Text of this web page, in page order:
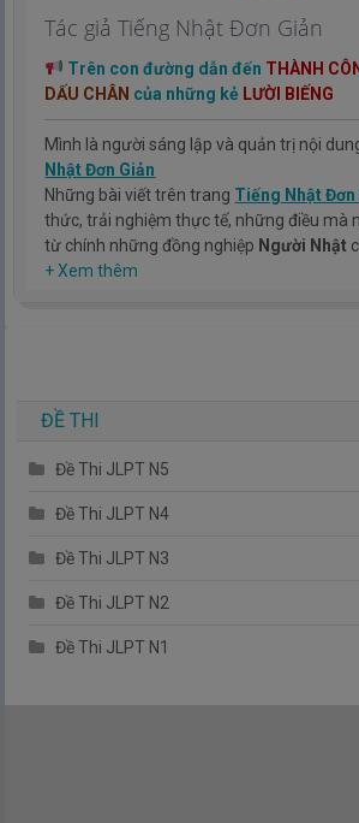
Tác giả Tiếng Nhật Đơn Giản
Trên con đường dẫn đến THÀNH
DẤU CHÂN của những kẻ LƯỜI BIẾNG
Mình là người sáng lập và quản trị nội
Nhật Đơn Giản
Những bài viết trên trang Tiếng Nhật Đơn
thức, trải nghiệm thực tế, những điều mà
từ chính những đồng nghiệp Người Nhật
Hy vọng rằng kinh nghiệm mà mình có
+ Xem thêm
ĐỀ THI
Đề Thi JLPT N5
Đề Thi JLPT N4
Đề Thi JLPT N3
Đề Thi JLPT N2
Đề Thi JLPT N1